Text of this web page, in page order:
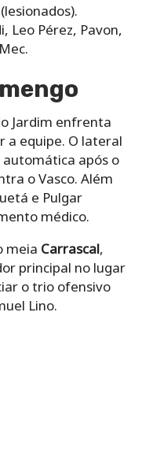
Leo Pérez, Pavon,
Jardim enfrenta
a equipe. O lateral
após o
o Vasco. Além
e Pulgar
médico.
meia Carrascal,
principal no lugar
o trio ofensivo
Lino.